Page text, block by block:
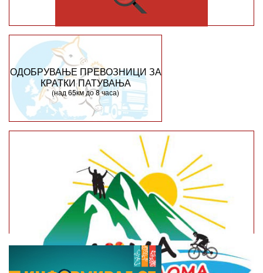
ОДОБРУВАЊЕ ПРЕВОЗНИЦИ ЗА
КРАТКИ ПАТУВАЊА
(над 65км до 8 часа)